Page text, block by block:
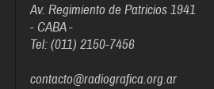
Av. Regimiento de Patricios 1941
- CABA -
Tel: (011) 2150-7456
contacto@radiografica.org.ar